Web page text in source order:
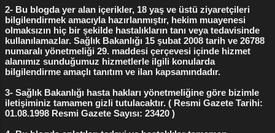
Kızlık zarı bozulması nasıl olur 1
Kızlık zarı dikimi ne kadar
1 Kızlık zarı kanaması 1
Radyofrekans Labioplasti
1 adet düzensizliği 1
adet düzensizliği tedavisi 1
bozulmuş kızlık zarı görünümü 1
cerrahi vajina daraltma 1 devlet hastanesinde kürtaj
2- Bu blogda yer alan içerikler, 18 yaş ve üstü ziyaretçileri
bilgilendirmek amacıyla hazırlanmıştır, hekim muayenesi
olmaksızın hiç bir şekilde hastalıkların tanı veya tedavisinde
kullanılamazlar. Sağlık Bakanlığı 15 şubat 2008 tarih ve 26788
numaralı yönetmeliği 29. maddesi çerçevesi içinde hizmet
alanımız sunduğumuz hizmetlerle ilgili konularda
bilgilendirme amaçlı tanıtım ve ilan kapsamındadır.
3- Sağlık Bakanlığı hasta hakları yönetmeliğine göre bizimle
iletişiminiz tamamen gizli tutulacaktır. ( Resmi Gazete Tarihi:
01.08.1998 Resmi Gazete Sayısı: 23420 )